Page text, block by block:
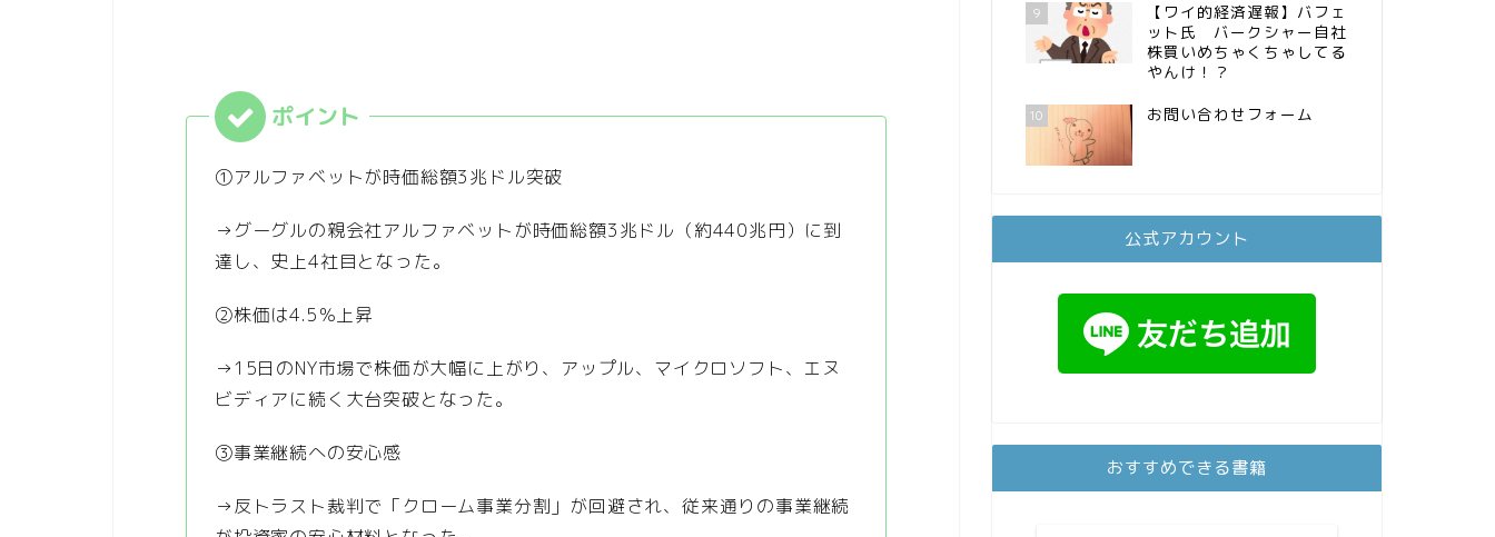
①アルファベットが時価総額3兆ドル突破
→グーグルの親会社アルファベットが時価総額3兆ドル（約440兆円）に到
達し、史上4社目となった。
②株価は4.5％上昇
→15日のNY市場で株価が大幅に上がり、アップル、マイクロソフト、エヌ
ビディアに続く大台突破となった。
③事業継続への安心感
→反トラスト裁判で「クローム事業分割」が回避され、従来通りの事業継続
9
【ワイ的経済遅報】バフェ
ット氏 バークシャー自社
株買いめちゃくちゃしてる
やんけ！？
10 お問い合わせフォーム
公式アカウント
おすすめできる書籍